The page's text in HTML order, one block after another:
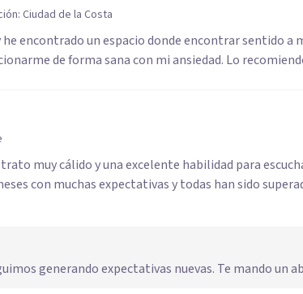
Ciudad de la Costa
he encontrado un espacio donde encontrar sentido a
de forma sana con mi ansiedad. Lo
muy cálido y una excelente habilidad para
con muchas expectativas y todas han sido
generando expectativas nuevas. Te mando un